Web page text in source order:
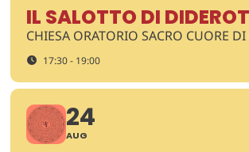
IL SALOTTO DI DIDEROT
CHIESA ORATORIO SACRO CUORE
17:30 - 19:00
24
AUG